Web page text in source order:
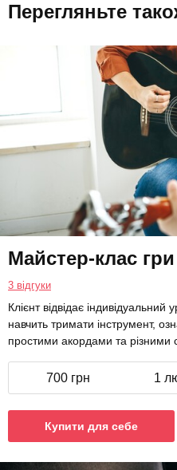
Перегляньте
Майстер-клас гри
3 відгуки
Клієнт відвідає індивідуальний
навчить тримати інструмент,
простими акордами та різними
700 грн 1
Купити для себе